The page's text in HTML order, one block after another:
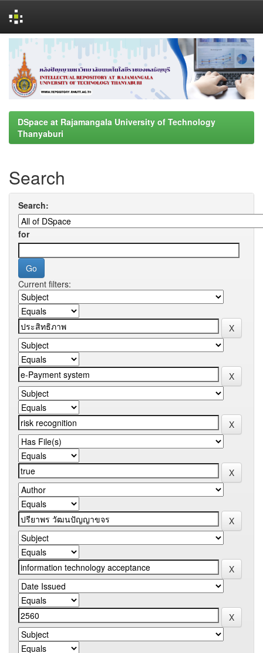
navigation
DSpace at Rajamangala University of Technology
Thanyaburi
Search
Search:
for
Current filters: